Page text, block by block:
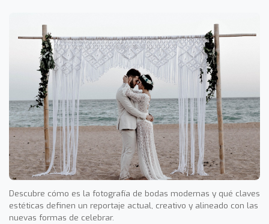
Descubre cómo es la fotografía de bodas modernas y qué claves
estéticas definen un reportaje actual, creativo y alineado con las
nuevas formas de celebrar.